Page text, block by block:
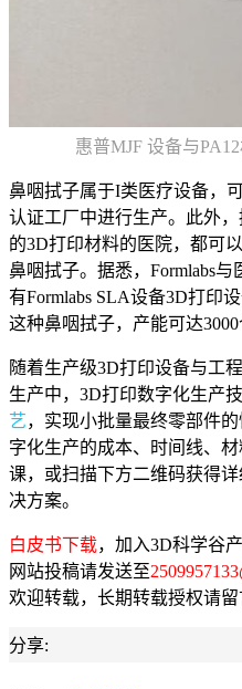
惠普MJF 设备与
鼻咽拭子属于I类医疗设备，
认证工厂中进行生产。此外
的3D打印材料的医院，都可
鼻咽拭子。据悉，Formlabs
有Formlabs SLA设备3D打印
这种鼻咽拭子，产能可达3000
随着生产级3D打印设备与工
生产中，3D打印数字化生产
艺，实现小批量最终零部件
字化生产的成本、时间线、
课，或扫描下方二维码获得
决方案。
白皮书下载，加入3D科学谷
网站投稿请发送至
欢迎转载，长期转载授权请留
分享: